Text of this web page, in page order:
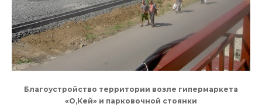
Благоустройство территории возле гипермаркета
«О,Кей» и парковочной стоянки